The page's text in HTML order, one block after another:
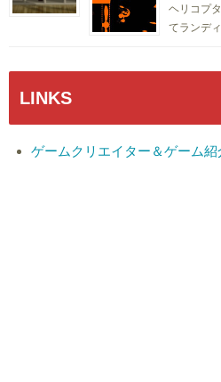
ヘリコプ
てランデ
LINKS
ゲームクリエイター＆ゲーム